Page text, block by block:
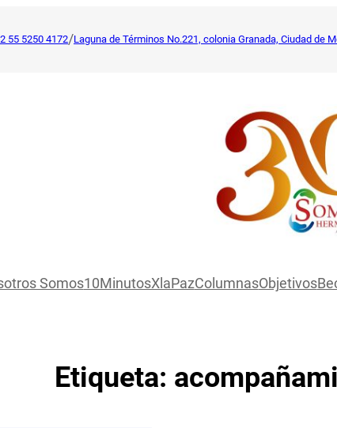
55 5250 4172/Laguna de Términos No.221, colonia Granada, Ciudad de
Somos10MinutosXlaPazColumnasObjetivos
Etiqueta: